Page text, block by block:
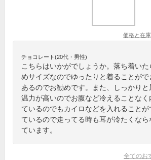
価格と在
チョコレート(20代・男性)
こちらはいかがでしょうか。落ち着いた
めサイズなのでゆったりと着ることがで
あるのでお勧めです。また、しっかり
温力が高いのでお腹など冷えることな
ているのでもカイロなどを入れること
ているので走ってる時も耳が冷たくなら
ています。
全てのお